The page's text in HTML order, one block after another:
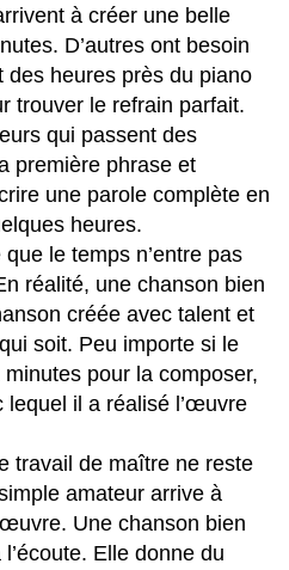
à créer une belle
D’autres ont besoin
des heures près du piano
trouver le refrain parfait.
qui passent des
première phrase et
une parole complète en
heures.
le temps n’entre pas
réalité, une chanson bien
créée avec talent et
soit. Peu importe si le
pour la composer,
lequel il a réalisé l’œuvre
travail de maître ne reste
amateur arrive à
Une chanson bien
Elle donne du